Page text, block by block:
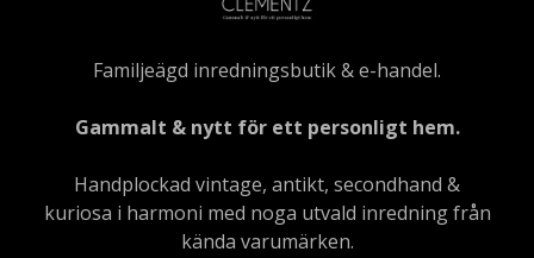
Familjeägd inredningsbutik & e-handel.
Gammalt & nytt för ett personligt hem.
Handplockad vintage, antikt, secondhand &
kuriosa i harmoni med noga utvald inredning från
kända varumärken.